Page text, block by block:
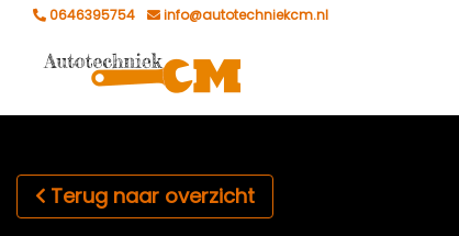
0646395754 info@autotechniekcm.nl
Terug naar overzicht